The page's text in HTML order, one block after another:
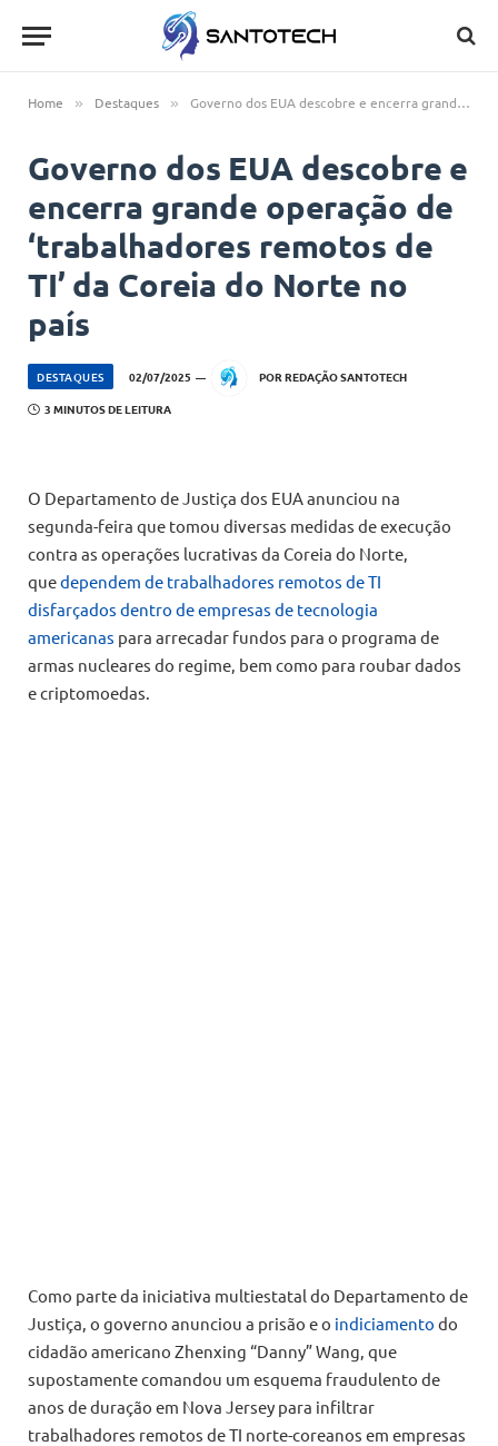
Home » Destaques » Governo dos EUA descobre e encerra grande operação de ‘trabalhadores remotos de TI’ da Coreia do Norte no país
Governo dos EUA descobre e
encerra grande operação de
‘trabalhadores remotos de
TI’ da Coreia do Norte no
país
DESTAQUES 02/07/2025 POR REDAÇÃO SANTOTECH
3 MINUTOS DE LEITURA
O Departamento de Justiça dos EUA anunciou na
segunda-feira que tomou diversas medidas de execução
contra as operações lucrativas da Coreia do Norte,
quedependem de trabalhadores remotos de TI
disfarçados dentro de empresas de tecnologia
americanas para arrecadar fundos para o programa de
armas nucleares do regime, bem como para roubar dados
e criptomoedas.
Como parte da iniciativa multiestatal do Departamento de
Justiça, o governo anunciou a prisão e o indiciamento do
cidadão americano Zhenxing “Danny” Wang, que
supostamente comandou um esquema fraudulento de
anos de duração em Nova Jersey para infiltrar
trabalhadores remotos de TI norte-coreanos em empresas